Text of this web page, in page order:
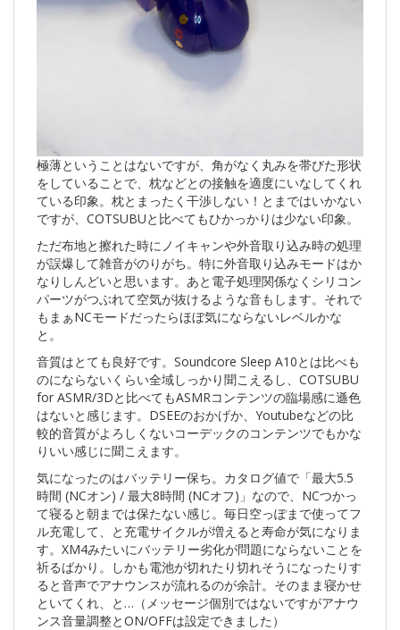
極薄ということはないですが、角がなく丸みを帯びた形状
をしていることで、枕などとの接触を適度にいなしてくれ
ている印象。枕とまったく干渉しない！とまではいかない
ですが、COTSUBUと比べてもひかっかりは少ない印象。
ただ布地と擦れた時にノイキャンや外音取り込み時の処理
が誤爆して雑音がのりがち。特に外音取り込みモードはか
なりしんどいと思います。あと電子処理関係なくシリコン
パーツがつぶれて空気が抜けるような音もします。それで
もまぁNCモードだったらほぼ気にならないレベルかな
と。
音質はとても良好です。Soundcore Sleep A10とは比べも
のにならないくらい全域しっかり聞こえるし、COTSUBU
for ASMR/3Dと比べてもASMRコンテンツの臨場感に遜色
はないと感じます。DSEEのおかげか、Youtubeなどの比
較的音質がよろしくないコーデックのコンテンツでもかな
りいい感じに聞こえます。
気になったのはバッテリー保ち。カタログ値で「最大5.5
時間 (NCオン) / 最大8時間 (NCオフ)」なので、NCつかっ
て寝ると朝までは保たない感じ。毎日空っぽまで使ってフ
ル充電して、と充電サイクルが増えると寿命が気になりま
す。XM4みたいにバッテリー劣化が問題にならないことを
祈るばかり。しかも電池が切れたり切れそうになったりす
ると音声でアナウンスが流れるのが余計。そのまま寝かせ
といてくれ、と…（メッセージ個別ではないですがアナウ
ンス音量調整とON/OFFは設定できました）